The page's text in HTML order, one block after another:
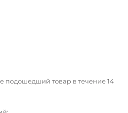
подошедший товар в течение 14